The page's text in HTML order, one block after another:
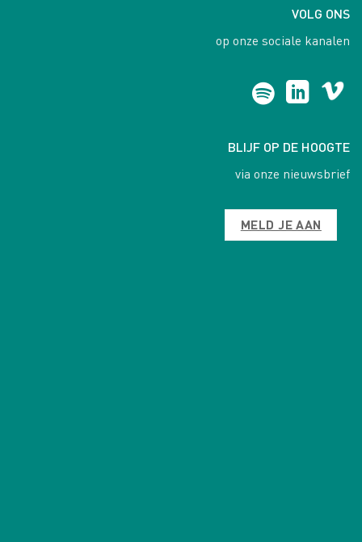
VOLG ONS
op onze sociale kanalen
BLIJF OP DE HOOGTE
via onze nieuwsbrief
MELD JE AAN